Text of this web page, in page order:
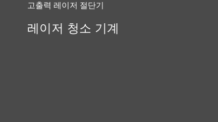
고출력 레이저 절단기
레이저 청소 기계